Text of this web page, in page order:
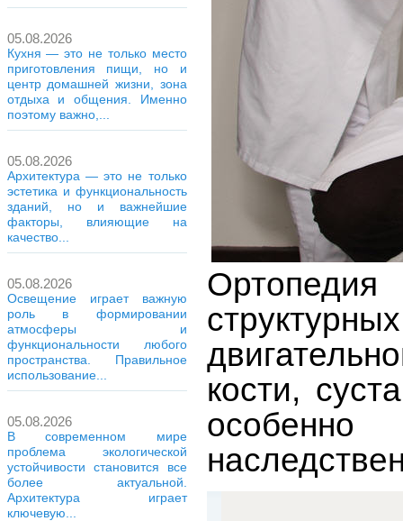
05.08.2026
Кухня — это не только место
приготовления пищи, но и
центр домашней жизни, зона
отдыха и общения. Именно
поэтому важно,...
05.08.2026
Архитектура — это не только
эстетика и функциональность
зданий, но и важнейшие
факторы, влияющие на
качество...
05.08.2026
Освещение играет важную
роль в формировании
атмосферы и
функциональности любого
пространства. Правильное
использование...
05.08.2026
В современном мире
проблема экологической
устойчивости становится все
более актуальной.
Архитектура играет
ключевую...
кости,